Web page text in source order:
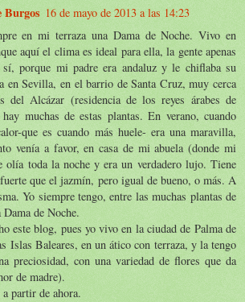
Burgos 16 de mayo de 2013 a las 14:23
en mi terraza una Dama de Noche. Vivo en
aquí el clima es ideal para ella, la gente apenas
porque mi padre era andaluz y le chiflaba su
en Sevilla, en el barrio de Santa Cruz, muy cerca
del Alcázar (residencia de los reyes árabes de
muchas de estas plantas. En verano, cuando
que es cuando más huele- era una maravilla,
venía a favor, en casa de mi abuela (donde mi
olía toda la noche y era un verdadero lujo. Tiene
que el jazmín, pero igual de bueno, o más. A
Yo siempre tengo, entre las muchas plantas de
de Noche.
este blog, pues yo vivo en la ciudad de Palma de
Islas Baleares, en un ático con terraza, y la tengo
preciosidad, con una variedad de flores que da
de madre).
partir de ahora.